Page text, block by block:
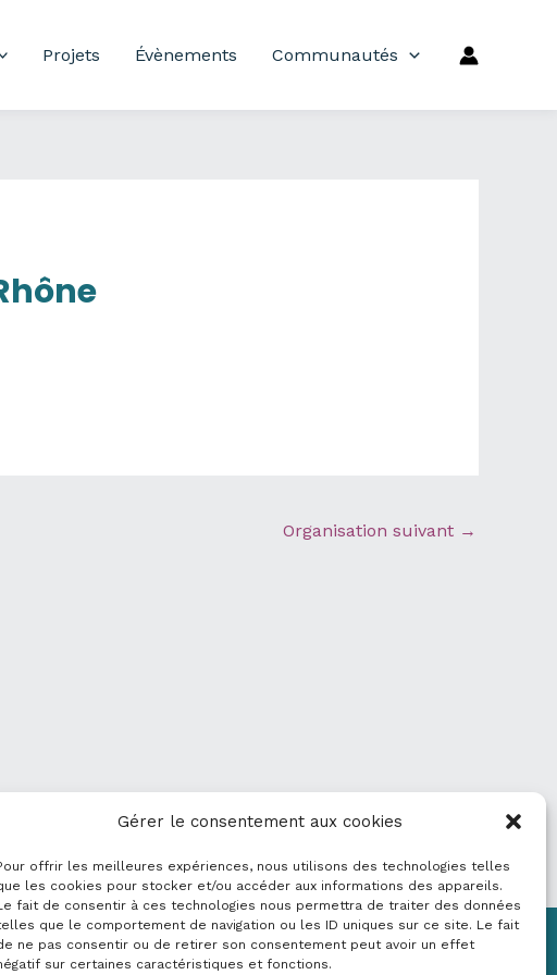
Gérer le consentement aux cookies
offrir les meilleures expériences, nous utilisons des technologies telles
les cookies pour stocker et/ou accéder aux informations des appareils.
fait de consentir à ces technologies nous permettra de traiter des données
que le comportement de navigation ou les ID uniques sur ce site. Le fait
ne pas consentir ou de retirer son consentement peut avoir un effet
sur certaines caractéristiques et fonctions.
Projets Évènements Communautés
Organisation suivant →
Mentions légales